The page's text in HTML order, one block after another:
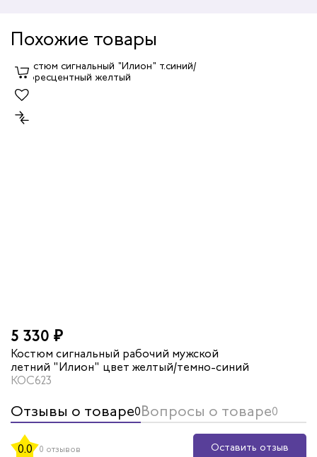
Похожие товары
5 330 ₽
Костюм сигнальный рабочий мужской
летний "Илион" цвет желтый/темно-синий
КОС623
Отзывы о товаре0Вопросы о товаре0
0.0 0 отзывов
Оставить отзыв